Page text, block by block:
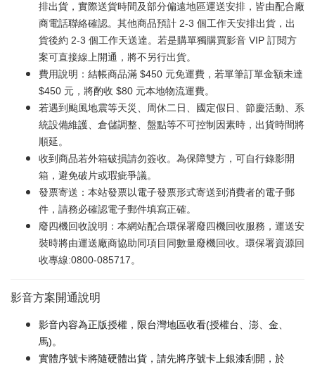
排出貨，實際送貨時間及部分偏遠地區運送安排，皆由配合廠
商電話聯絡確認。其他商品預計 2-3 個工作天安排出貨，出
貨後約 2-3 個工作天送達。若是購單獨購買影音 VIP 訂閱方
案可直接線上開通，將不另行出貨。
費用說明：結帳商品滿 $450 元免運費，若單筆訂單金額未達
$450 元，將酌收 $80 元本地物流運費。
若遇到颱風地震等天災、周休二日、國定假日、節慶活動、系
統設備維護、倉儲調整、盤點等不可控制因素時，出貨時間將
順延。
收到商品若外箱破損請勿簽收。為保障雙方，可自行錄影開
箱，避免破片或瑕疵爭議。
發票寄送：本站發票以電子發票形式寄送到消費者的電子郵
件，請務必確認電子郵件填寫正確。
廢四機回收說明：本網站配合環保署廢四機回收服務，運送安
裝時將由運送廠商協助同項目同數量廢機回收。環保署資源回
收專線:0800-085717。
影音方案開通說明
影音內容為正版授權，限台灣地區收看(授權台、澎、金、
馬)。
實體序號卡將隨硬體出貨，請先將序號卡上銀漆刮開，於